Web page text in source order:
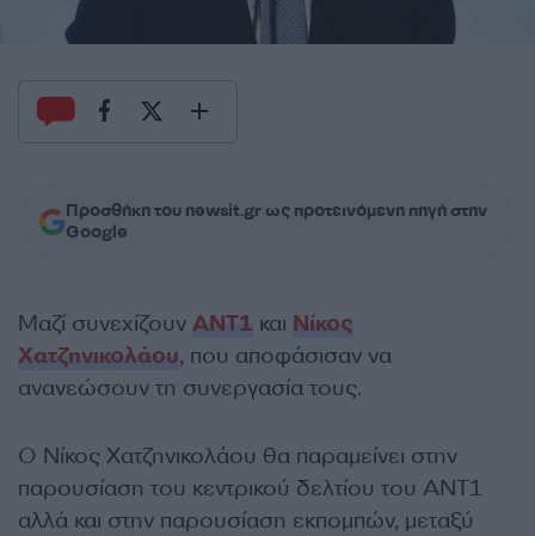
Προσθήκη του newsit.gr ως προτεινόμενη πηγή στην
Google
Μαζί συνεχίζουν ΑΝΤ1 και Νίκος
Χατζηνικολάου, που αποφάσισαν να
ανανεώσουν τη συνεργασία τους.
Ο Νίκος Χατζηνικολάου θα παραμείνει στην
παρουσίαση του κεντρικού δελτίου του ΑΝΤ1
αλλά και στην παρουσίαση εκπομπών, μεταξύ